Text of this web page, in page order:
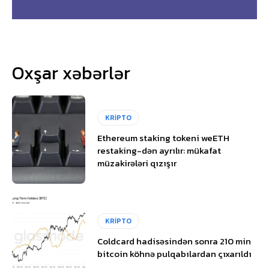
Oxşar xəbərlər
KRİPTO
Ethereum staking tokeni weETH
restaking-dən ayrılır: mükafat
müzakirələri qızışır
KRİPTO
Coldcard hadisəsindən sonra 210 min
bitcoin köhnə pulqabılardan çıxarıldı